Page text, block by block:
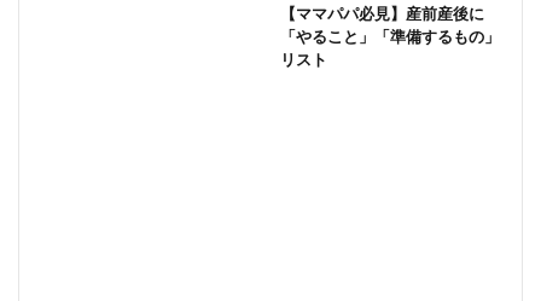
【ママパパ必見】産前産後に
「やること」「準備するもの」
リスト